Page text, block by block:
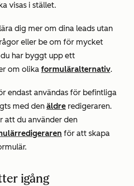
visas i stället.
dig mer om dina leads utan
eller be om för mycket
har byggt upp ett
om olika formuläralternativ.
endast användas för befintliga
med den äldre redigeraren.
att du använder den
för att skapa
igång